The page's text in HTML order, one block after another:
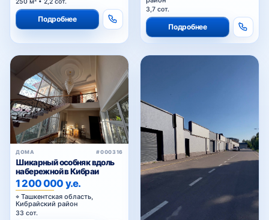
250 м² • 2,2 сот.
Подробнее
3,7 сот.
Подробнее
ДОМА #000316
Шикарный особняк вдоль
набережной в Кибраи
1 200 000 у.е.
Ташкентская область,
Кибрайский район
33 сот.